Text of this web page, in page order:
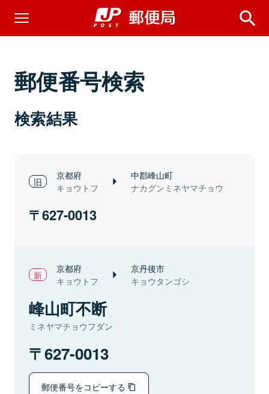
郵便番号検索
検索結果
京都府
キョウトフ
中郡峰山町
ナカグンミネヤマチョウ
627-0013
京都府
キョウトフ
京丹後市
キョウタンゴシ
峰山町不断
ミネヤマチョウフダン
627-0013
郵便番号をコピーする